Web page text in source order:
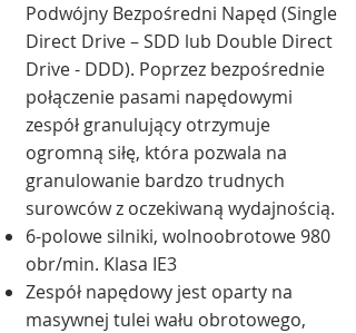
Podwójny Bezpośredni Napęd (Single
Direct Drive – SDD lub Double Direct
Drive - DDD). Poprzez bezpośrednie
połączenie pasami napędowymi
zespół granulujący otrzymuje
ogromną siłę, która pozwala na
granulowanie bardzo trudnych
surowców z oczekiwaną wydajnością.​
6-polowe silniki, wolnoobrotowe 980
obr/min. Klasa IE3
Zespół napędowy jest oparty na
masywnej tulei wału obrotowego,